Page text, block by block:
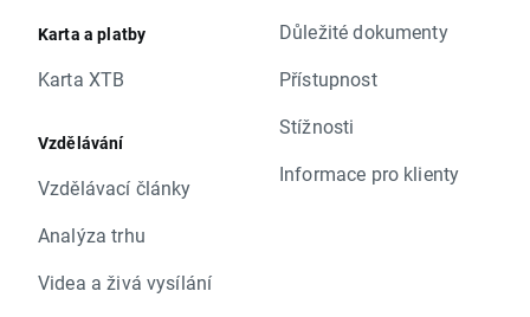
Karta a platby
Karta XTB
Vzdělávání
Vzdělávací články
Analýza trhu
Videa a živá vysílání
Důležité dokumenty
Přístupnost
Stížnosti
Informace pro klienty